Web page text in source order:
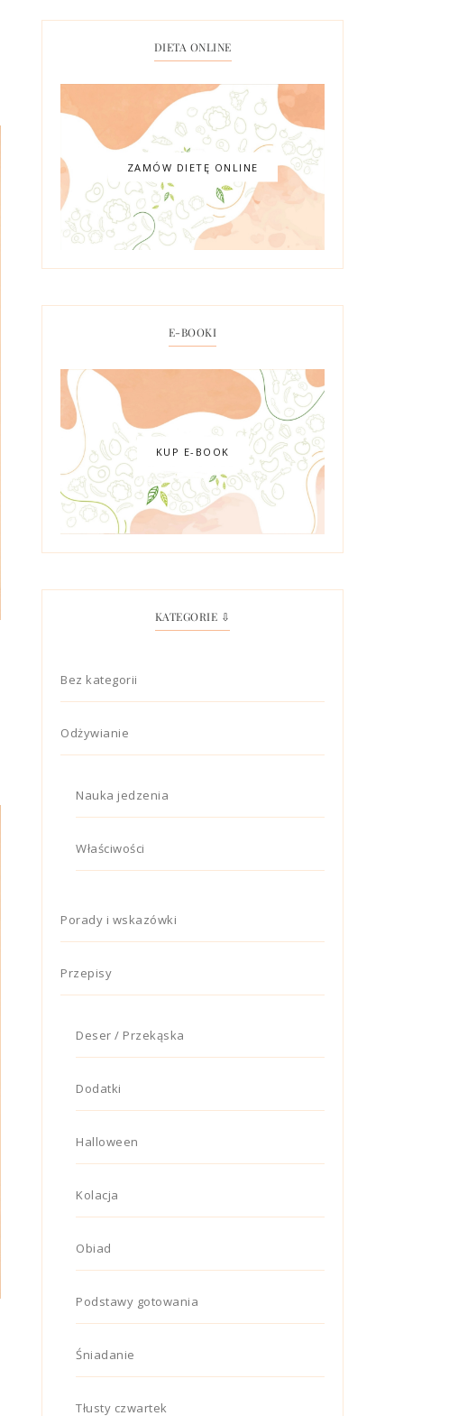
DIETA ONLINE
ZAMÓW DIETĘ ONLINE
E-BOOKI
KUP E-BOOK
KATEGORIE ⇩
Bez kategorii
Odżywianie
Nauka jedzenia
Właściwości
Porady i wskazówki
Przepisy
Deser / Przekąska
Dodatki
Halloween
Kolacja
Obiad
Podstawy gotowania
Śniadanie
Tłusty czwartek